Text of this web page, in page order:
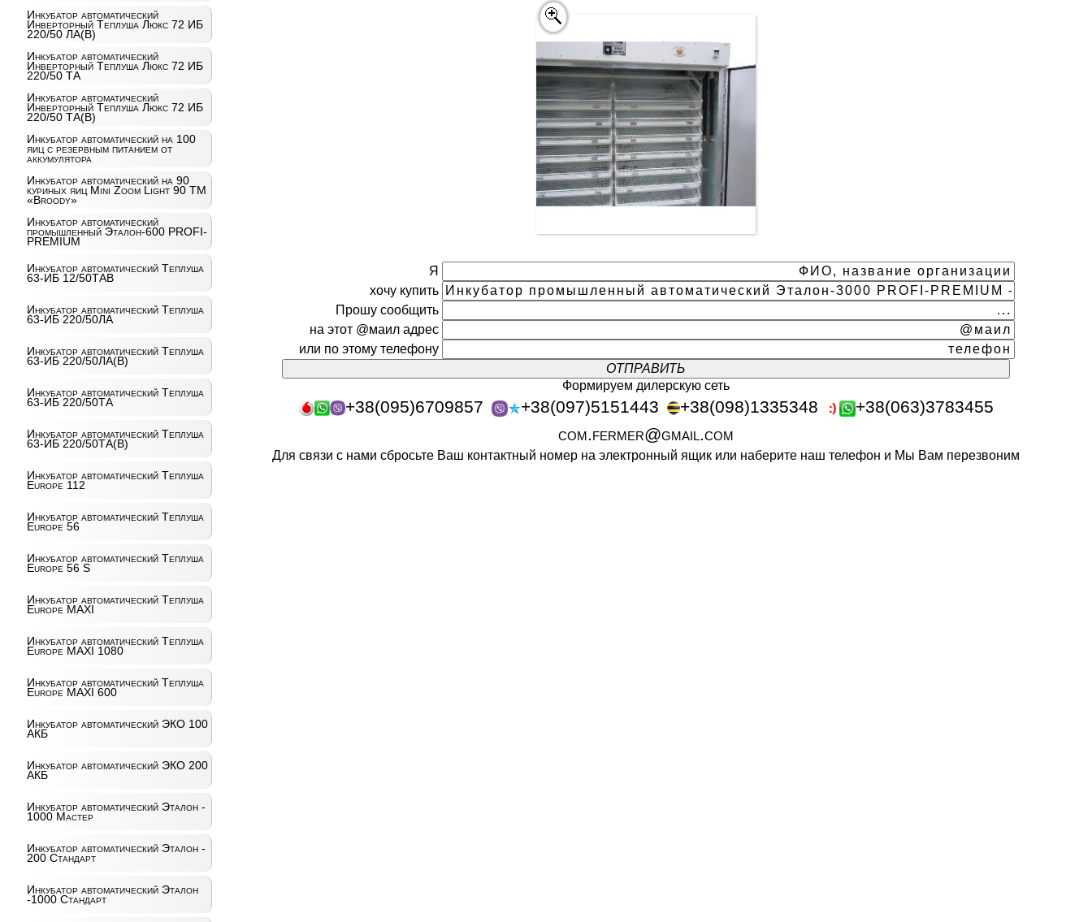
Инкубатор автоматический
Инверторный Теплуша Люкс 72 ИБ
220/50 ЛА(В)
Инкубатор автоматический
Инверторный Теплуша Люкс 72 ИБ
220/50 ТА
Инкубатор автоматический
Инверторный Теплуша Люкс 72 ИБ
220/50 ТА(В)
Инкубатор автоматический на 100
яиц c резервным питанием от
аккумулятора
Инкубатор автоматический на 90
куриных яиц Mini Zoom Light 90 ТМ
«Broody»
Инкубатор автоматический
промышленный Эталон-600 PROFI-
PREMIUM
Инкубатор автоматический Теплуша
63-ИБ 12/50ТАВ
Инкубатор автоматический Теплуша
63-ИБ 220/50ЛА
Инкубатор автоматический Теплуша
63-ИБ 220/50ЛА(В)
Инкубатор автоматический Теплуша
63-ИБ 220/50ТА
Инкубатор автоматический Теплуша
63-ИБ 220/50ТА(В)
Инкубатор автоматический Теплуша
Europe 112
Инкубатор автоматический Теплуша
Europe 56
Инкубатор автоматический Теплуша
Europe 56 S
Инкубатор автоматический Теплуша
Europe MAXI
Инкубатор автоматический Теплуша
Europe MAXI 1080
Инкубатор автоматический Теплуша
Europe MAXI 600
Инкубатор автоматический ЭКО 100
АКБ
Инкубатор автоматический ЭКО 200
АКБ
Инкубатор автоматический Эталон -
1000 Мастер
Инкубатор автоматический Эталон -
200 Стандарт
Инкубатор автоматический Эталон
-1000 Стандарт
Я
хочу купить
Прошу сообщить
на этот @маил адрес
или по этому телефону
Формируем дилерскую сеть
+38(095)6709857 +38(097)5151443 +38(098)1335348
+38(063)3783455
com.fermer@gmail.com
Для связи с нами сбросьте Ваш контактный номер на электронный ящик или наберите наш телефон и Мы Вам перезвоним